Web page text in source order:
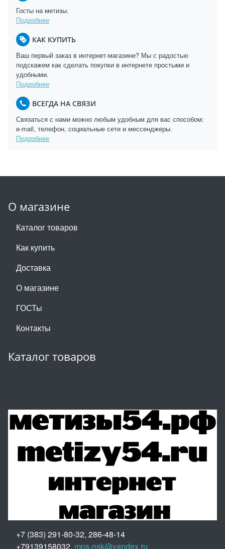
Госты на метизы.
Подробнее
КАК КУПИТЬ
Ваш первый заказ в интернет-магазине? Мы с радостью
подскажем как сделать покупки в интернете простыми и
удобными.
Подробнее
ВСЕГДА НА СВЯЗИ
Связаться с нами можно любым удобным для вас способом:
e-mail, телефон, социальные сети и мессенджеры.
Подробнее
О магазине
Каталог товаров
Как купить
Доставка
О магазине
ГОСТы
Контакты
Каталог товаров
+7 (383) 291-80-32, 286-48-14
+79139158032, mps-nsk@yandex.ru